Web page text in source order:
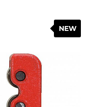
NEW